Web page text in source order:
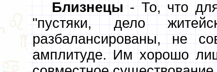
Близнецы - То, что
"пустяки, дело
разбалансированы, не
амплитуде. Им хорошо